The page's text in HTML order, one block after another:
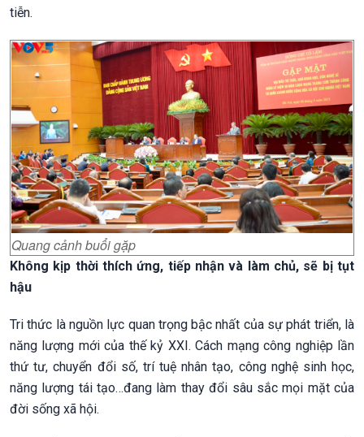
tiễn.
Quang cảnh buổi gặp
Không kịp thời thích ứng, tiếp nhận và làm chủ, sẽ bị tụt
hậu
Tri thức là nguồn lực quan trọng bậc nhất của sự phát triển, là
năng lượng mới của thế kỷ XXI. Cách mạng công nghiệp lần
thứ tư, chuyển đổi số, trí tuệ nhân tạo, công nghệ sinh học,
năng lượng tái tạo…đang làm thay đổi sâu sắc mọi mặt của
đời sống xã hội.